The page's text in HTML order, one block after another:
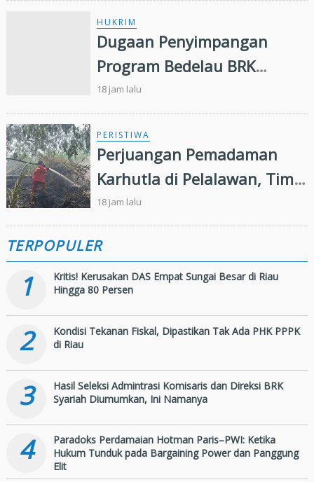
HUKRIM
Dugaan Penyimpangan
Program Bedelau BRK
Syariah, LSM Minta Kejati
Riau Periksa Direksi
18 jam lalu
PERISTIWA
Perjuangan Pemadaman
Karhutla di Pelalawan, Tim
Manggala Agni Jalan Kaki
Hingga Dua Kilometer
18 jam lalu
TERPOPULER
1
Kritis! Kerusakan DAS Empat Sungai Besar di Riau
Hingga 80 Persen
2
Kondisi Tekanan Fiskal, Dipastikan Tak Ada PHK PPPK
di Riau
3
Hasil Seleksi Admintrasi Komisaris dan Direksi BRK
Syariah Diumumkan, Ini Namanya
4
Paradoks Perdamaian Hotman Paris–PWI: Ketika
Hukum Tunduk pada Bargaining Power dan Panggung
Elit